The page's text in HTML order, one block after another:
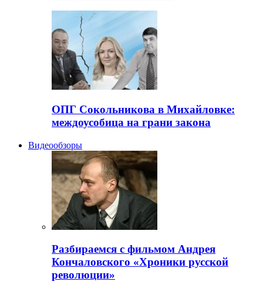
ОПГ Сокольникова в Михайловке:
междоусобица на грани закона
Видеообзоры
Разбираемся с фильмом Андрея
Кончаловского «Хроники русской
революции»